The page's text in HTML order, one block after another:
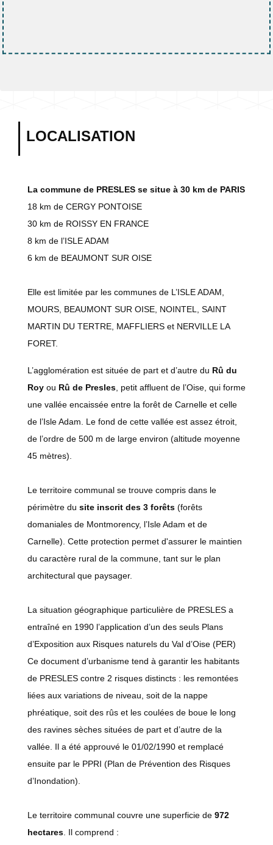
LOCALISATION
La commune de PRESLES se situe à 30 km de PARIS
18 km de CERGY PONTOISE
30 km de ROISSY EN FRANCE
8 km de l’ISLE ADAM
6 km de BEAUMONT SUR OISE
Elle est limitée par les communes de L’ISLE ADAM,
MOURS, BEAUMONT SUR OISE, NOINTEL, SAINT
MARTIN DU TERTRE, MAFFLIERS et NERVILLE LA
FORET.
L’agglomération est située de part et d’autre du Rû du
Roy ou Rû de Presles , petit affluent de l’Oise, qui forme
une vallée encaissée entre la forêt de Carnelle et celle
de l’Isle Adam. Le fond de cette vallée est assez étroit,
de l’ordre de 500 m de large environ (altitude moyenne
45 mètres).
Le territoire communal se trouve compris dans le
périmètre du site inscrit des 3 forêts (forêts
domaniales de Montmorency, l’Isle Adam et de
Carnelle). Cette protection permet d'assurer le maintien
du caractère rural de la commune, tant sur le plan
architectural que paysager.
La situation géographique particulière de PRESLES a
entraîné en 1990 l’application d’un des seuls Plans
d’Exposition aux Risques naturels du Val d’Oise (PER)
Ce document d’urbanisme tend à garantir les habitants
de PRESLES contre 2 risques distincts : les remontées
liées aux variations de niveau, soit de la nappe
phréatique, soit des rûs et les coulées de boue le long
des ravines sèches situées de part et d’autre de la
vallée. Il a été approuvé le 01/02/1990 et remplacé
ensuite par le PPRI (Plan de Prévention des Risques
d’Inondation).
Le territoire communal couvre une superficie de 972
hectares . Il comprend :